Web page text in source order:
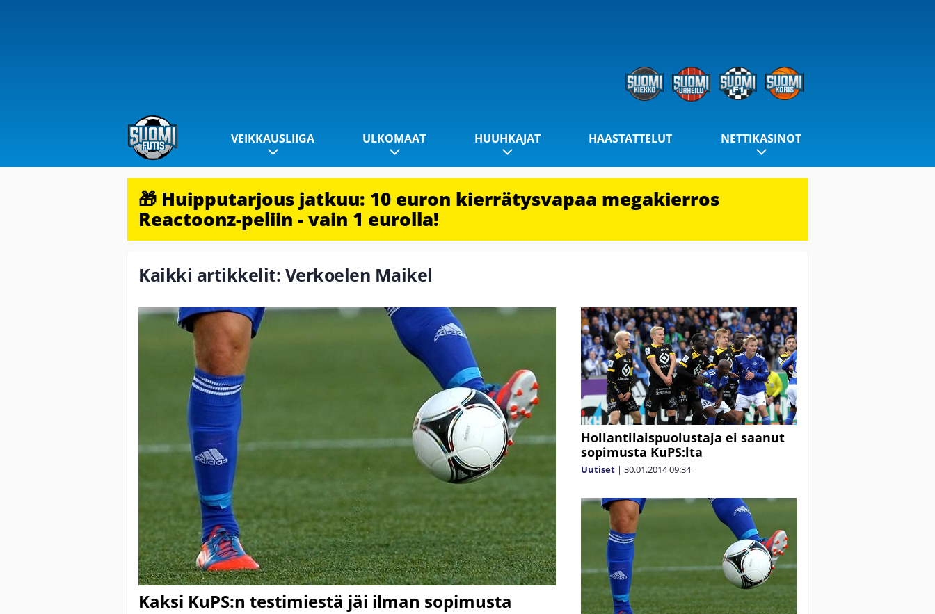
VEIKKAUSLIIGA ULKOMAAT HUUHKAJAT HAASTATTELUT NETTIKASINOT
🎁 Huipputarjous jatkuu: 10 euron kierrätysvapaa megakierros
Reactoonz-peliin - vain 1 eurolla!
Kaikki artikkelit: Verkoelen Maikel
Kaksi KuPS:n testimiestä jäi ilman sopimusta
Hollantilaispuolustaja ei saanut
sopimusta KuPS:lta
Uutiset | 30.01.201409:34